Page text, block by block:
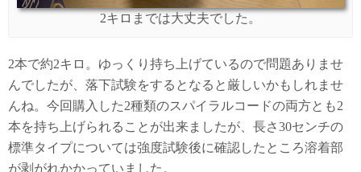
2キロまでは大丈夫でした。
2本で約2キロ。ゆっくり持ち上げているので問題ありませ
んでしたが、落下試験をするとなると厳しいかもしれませ
んね。今回購入した2種類のスパイラルコードの両方とも2
本を持ち上げられることが出来ましたが、長さ30センチの
標準タイプについては強度試験後に確認したところ溶着部
が剥がれかかっていました。